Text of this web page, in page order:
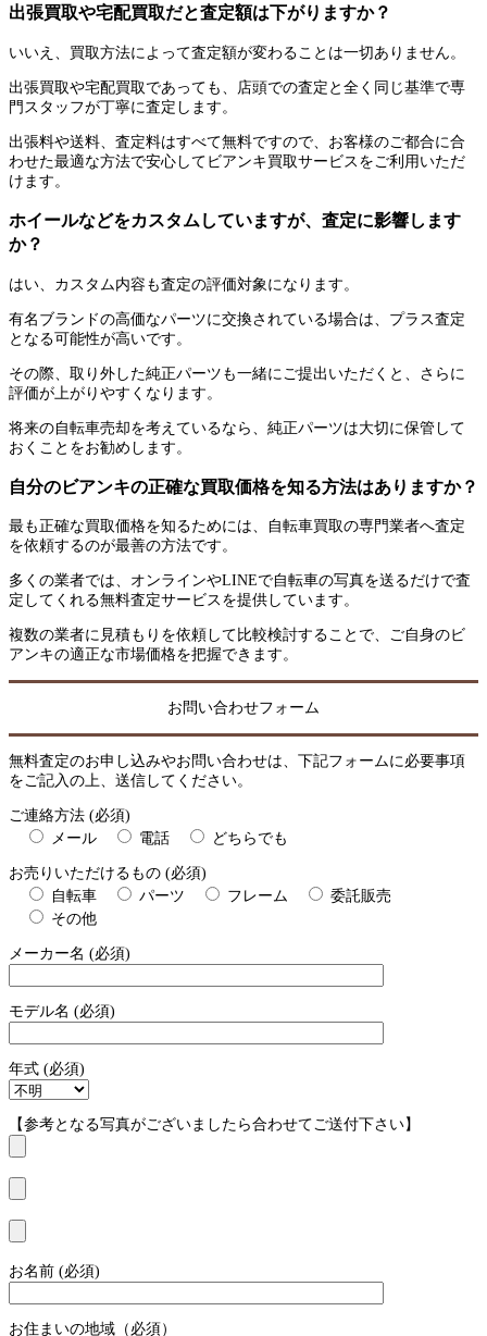
出張買取や宅配買取だと査定額は下がりますか？
いいえ、買取方法によって査定額が変わることは一切ありません。
出張買取や宅配買取であっても、店頭での査定と全く同じ基準で専
門スタッフが丁寧に査定します。
出張料や送料、査定料はすべて無料ですので、お客様のご都合に合
わせた最適な方法で安心してビアンキ買取サービスをご利用いただ
けます。
ホイールなどをカスタムしていますが、査定に影響します
か？
はい、カスタム内容も査定の評価対象になります。
有名ブランドの高価なパーツに交換されている場合は、プラス査定
となる可能性が高いです。
その際、取り外した純正パーツも一緒にご提出いただくと、さらに
評価が上がりやすくなります。
将来の自転車売却を考えているなら、純正パーツは大切に保管して
おくことをお勧めします。
自分のビアンキの正確な買取価格を知る方法はありますか？
最も正確な買取価格を知るためには、自転車買取の専門業者へ査定
を依頼するのが最善の方法です。
多くの業者では、オンラインやLINEで自転車の写真を送るだけで査
定してくれる無料査定サービスを提供しています。
複数の業者に見積もりを依頼して比較検討することで、ご自身のビ
アンキの適正な市場価格を把握できます。
お問い合わせフォーム
無料査定のお申し込みやお問い合わせは、下記フォームに必要事項
をご記入の上、送信してください。
ご連絡方法 (必須)
メール
電話 どちらでも
お売りいただけるもの (必須)
自転車
パーツ フレーム
委託販売
その他
メーカー名 (必須)
モデル名 (必須)
年式 (必須)
【参考となる写真がございましたら合わせてご送付下さい】
お名前 (必須)
お住まいの地域（必須）